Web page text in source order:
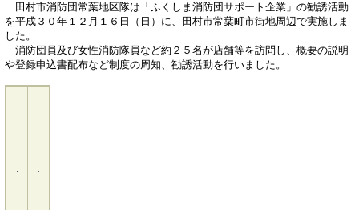
田村市消防団常葉地区隊は「ふくしま消防団サポート企業」の勧誘活動
を平成３０年１２月１６日（日）に、田村市常葉町市街地周辺で実施しま
した。
消防団員及び女性消防隊員など約２５名が店舗等を訪問し、概要の説明
や登録申込書配布など制度の周知、勧誘活動を行いました。